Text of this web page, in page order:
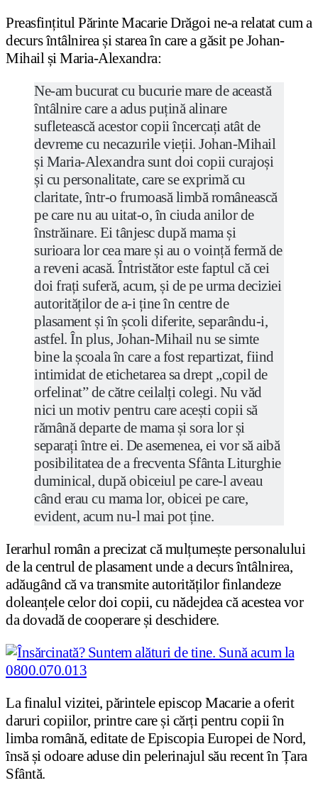
Preasfințitul Părinte Macarie Drăgoi ne-a relatat cum a
decurs întâlnirea și starea în care a găsit pe Johan-
Mihail și Maria-Alexandra:
Ne-am bucurat cu bucurie mare de această
întâlnire care a adus puțină alinare
sufletească acestor copii încercați atât de
devreme cu necazurile vieții. Johan-Mihail
și Maria-Alexandra sunt doi copii curajoși
și cu personalitate, care se exprimă cu
claritate, într-o frumoasă limbă românească
pe care nu au uitat-o, în ciuda anilor de
înstrăinare. Ei tânjesc după mama și
surioara lor cea mare și au o voință fermă de
a reveni acasă. Întristător este faptul că cei
doi frați suferă, acum, și de pe urma deciziei
autorităților de a-i ține în centre de
plasament și în școli diferite, separându-i,
astfel. În plus, Johan-Mihail nu se simte
bine la școala în care a fost repartizat, fiind
intimidat de etichetarea sa drept „copil de
orfelinat” de către ceilalți colegi. Nu văd
nici un motiv pentru care acești copii să
rămână departe de mama și sora lor și
separați între ei. De asemenea, ei vor să aibă
posibilitatea de a frecventa Sfânta Liturghie
duminical, după obiceiul pe care-l aveau
când erau cu mama lor, obicei pe care,
evident, acum nu-l mai pot ține.
Ierarhul român a precizat că mulțumește personalului
de la centrul de plasament unde a decurs întâlnirea,
adăugând că va transmite autorităților finlandeze
doleanțele celor doi copii, cu nădejdea că acestea vor
da dovadă de cooperare și deschidere.
La finalul vizitei, părintele episcop Macarie a oferit
daruri copiilor, printre care și cărți pentru copii în
limba română, editate de Episcopia Europei de Nord,
însă și odoare aduse din pelerinajul său recent în Țara
Sfântă.